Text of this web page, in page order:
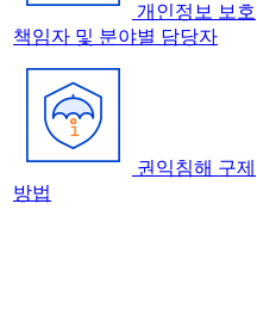
개인정보 보호
책임자 및 분야별 담당자
권익침해 구제
방법